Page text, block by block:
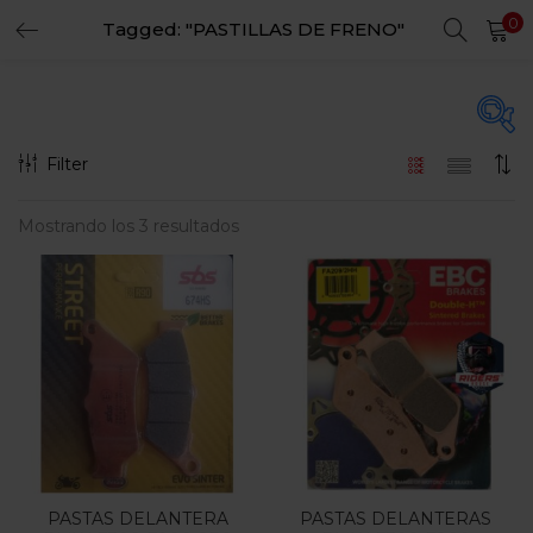
Tagged: "PASTILLAS DE FRENO" 0
Precio:
En oferta(15)
Filter
Mostrando los 3 resultados
PASTAS DELANTERA
PASTAS DELANTERAS
LOGIN REGISTER
Remember me
Lost password?